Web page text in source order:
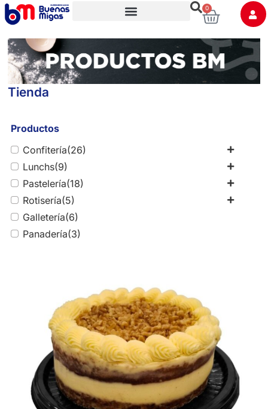
0
Tienda
Productos
Confitería(26)
Lunchs(9)
Pastelería(18)
Rotisería(5)
Galletería(6)
Panadería(3)